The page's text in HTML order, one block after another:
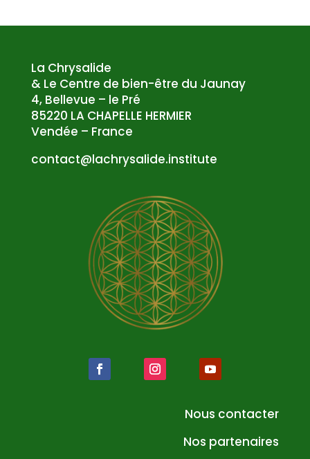
La Chrysalide
& Le Centre de bien-être du Jaunay
4, Bellevue – le Pré
85220 LA CHAPELLE HERMIER
Vendée – France
etuti
tsni.
edila
syrhc
al@tc
atnoc
Nous contacter
Nos partenaires